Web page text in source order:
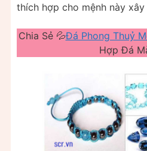
thích hợp cho mệnh này
Chia Sẻ 💦Đá Phong Thuỷ
Hợp Đá